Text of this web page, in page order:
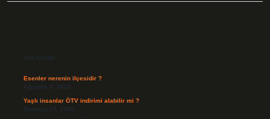
Son Yazılar
Esenler nerenin ilçesidir ?
Ağustos 6, 2026
Yaşlı insanlar ÖTV indirimi alabilir mi ?
Temmuz 26, 2026